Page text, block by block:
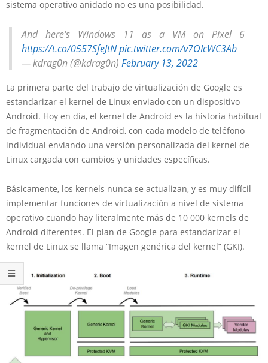
sistema operativo anidado no es una posibilidad.
And here's Windows 11 as a VM on Pixel 6
https://t.co/0557SfeJtNpic.twitter.com/v7OIcWC3Ab
— kdrag0n (@kdrag0n) February 13, 2022
La primera parte del trabajo de virtualización de Google es
estandarizar el kernel de Linux enviado con un dispositivo
Android. Hoy en día, el kernel de Android es la historia habitual
de fragmentación de Android, con cada modelo de teléfono
individual enviando una versión personalizada del kernel de
Linux cargada con cambios y unidades específicas.
Básicamente, los kernels nunca se actualizan, y es muy difícil
implementar funciones de virtualización a nivel de sistema
operativo cuando hay literalmente más de 10 000 kernels de
Android diferentes. El plan de Google para estandarizar el
kernel de Linux se llama “Imagen genérica del kernel” (GKI).